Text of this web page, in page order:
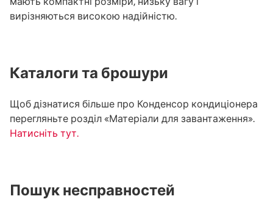
вирізняються високою надійністю.
Каталоги та брошури
Щоб дізнатися більше про Конденсор кондиціонера
перегляньте розділ «Матеріали для завантаження».
Натисніть тут.
Пошук несправностей